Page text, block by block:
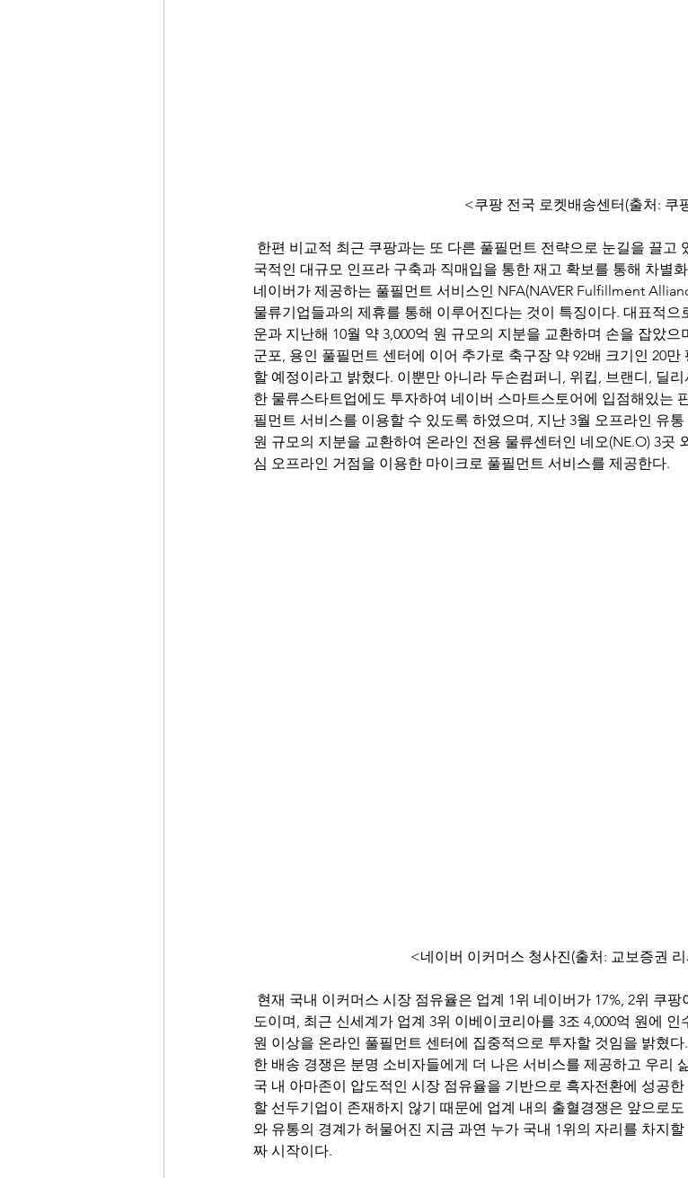
<쿠팡 전국 로켓배송센터(출처: 쿠
국적인 대규모 인프라 구축과 직매입을 통한 재고 확보를 통해 차별
네이버가 제공하는 풀필먼트 서비스인 NFA(NAVER Fulfillment
물류기업들과의 제휴를 통해 이루어진다는 것이 특징이다. 대표적으
운과 지난해 10월 약 3,000억 원 규모의 지분을 교환하며 손을 잡았으
군포, 용인 풀필먼트 센터에 이어 추가로 축구장 약 92배 크기인 20
할 예정이라고 밝혔다. 이뿐만 아니라 두손컴퍼니, 위킵, 브랜디, 딜
한 물류스타트업에도 투자하여 네이버 스마트스토어에 입점해있는
필먼트 서비스를 이용할 수 있도록 하였으며, 지난 3월 오프라인 유
원 규모의 지분을 교환하여 온라인 전용 물류센터인 네오(NE.O) 3곳
심 오프라인 거점을 이용한 마이크로 풀필먼트 서비스를 제공한다.
<네이버 이커머스 청사진(출처: 교보증권
도이며, 최근 신세계가 업계 3위 이베이코리아를 3조 4,000억 원에
원 이상을 온라인 풀필먼트 센터에 집중적으로 투자할 것임을 밝혔
한 배송 경쟁은 분명 소비자들에게 더 나은 서비스를 제공하고 우리
국 내 아마존이 압도적인 시장 점유율을 기반으로 흑자전환에 성공
할 선두기업이 존재하지 않기 때문에 업계 내의 출혈경쟁은 앞으로
와 유통의 경계가 허물어진 지금 과연 누가 국내 1위의 자리를 차지
짜 시작이다.